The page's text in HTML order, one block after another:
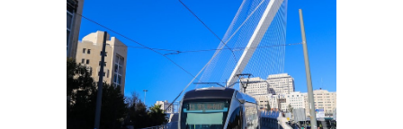
#израиль #путешествия #иерусалим
Гершман Аркадий February 7, 2016, 16:58 0views
reactions replies 0reposts